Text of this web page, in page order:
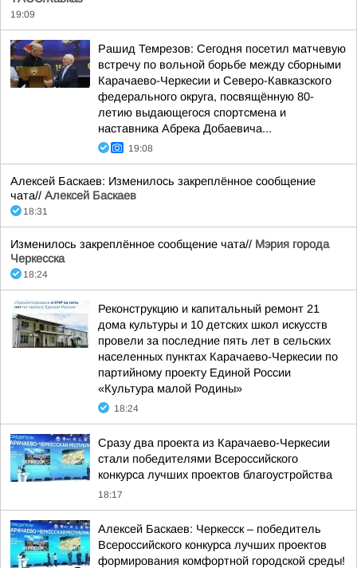
19:09
Рашид Темрезов: Сегодня посетил матчевую
встречу по вольной борьбе между сборными
Карачаево-Черкесии и Северо-Кавказского
федерального округа, посвящённую 80-
летию выдающегося спортсмена и
наставника Абрека Добаевича...
19:08
Алексей Баскаев: Изменилось закреплённое сообщение
чата// Алексей Баскаев
18:31
Изменилось закреплённое сообщение чата// Мэрия города
Черкесска
18:24
Реконструкцию и капитальный ремонт 21
дома культуры и 10 детских школ искусств
провели за последние пять лет в сельских
населенных пунктах Карачаево-Черкесии по
партийному проекту Единой России
«Культура малой Родины»
18:24
Сразу два проекта из Карачаево-Черкесии
стали победителями Всероссийского
конкурса лучших проектов благоустройства
18:17
Алексей Баскаев: Черкесск – победитель
Всероссийского конкурса лучших проектов
формирования комфортной городской среды!